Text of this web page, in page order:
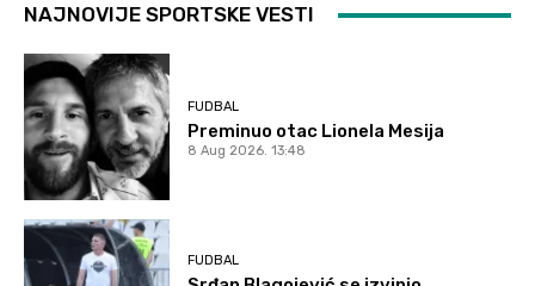
NAJNOVIJE SPORTSKE VESTI
FUDBAL
Preminuo otac Lionela Mesija
8 Aug 2026. 13:48
FUDBAL